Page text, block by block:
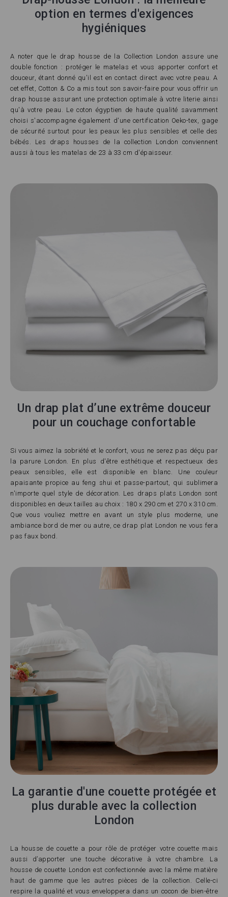
option en termes d'exigences
hygiéniques
A noter que le drap housse de la Collection London assure une
double fonction : protéger le matelas et vous apporter confort et
douceur, étant donné qu'il est en contact direct avec votre peau. A
cet effet, Cotton & Co a mis tout son savoir-faire pour vous offrir un
drap housse assurant une protection optimale à votre literie ainsi
qu'à votre peau. Le coton égyptien de haute qualité savamment
choisi s'accompagne également d'une certification Oeko-tex, gage
de sécurité surtout pour les peaux les plus sensibles et celle des
bébés. Les draps housses de la collection London conviennent
aussi à tous les matelas de 23 à 33 cm d'épaisseur.
Un drap plat d’une extrême douceur
pour un couchage confortable
Si vous aimez la sobriété et le confort, vous ne serez pas déçu par
la parure London. En plus d'être esthétique et respectueux des
peaux sensibles, elle est disponible en blanc. Une couleur
apaisante propice au feng shui et passe-partout, qui sublimera
n'importe quel style de décoration. Les draps plats London sont
disponibles en deux tailles au choix : 180 x 290 cm et 270 x 310 cm.
Que vous vouliez mettre en avant un style plus moderne, une
ambiance bord de mer ou autre, ce drap plat London ne vous fera
pas faux bond.
La garantie d'une couette protégée et
plus durable avec la collection
London
La housse de couette a pour rôle de protéger votre couette mais
aussi d’apporter une touche décorative à votre chambre. La
housse de couette London est confectionnée avec la même matière
haut de gamme que les autres pièces de la collection. Celle-ci
respire la qualité et vous enveloppera dans un cocon de bien-être